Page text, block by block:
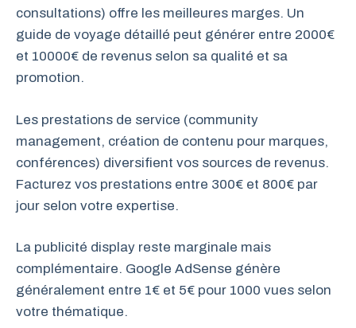
consultations) offre les meilleures marges. Un
guide de voyage détaillé peut générer entre 2000€
et 10000€ de revenus selon sa qualité et sa
promotion.
Les prestations de service (community
management, création de contenu pour marques,
conférences) diversifient vos sources de revenus.
Facturez vos prestations entre 300€ et 800€ par
jour selon votre expertise.
La publicité display reste marginale mais
complémentaire. Google AdSense génère
généralement entre 1€ et 5€ pour 1000 vues selon
votre thématique.